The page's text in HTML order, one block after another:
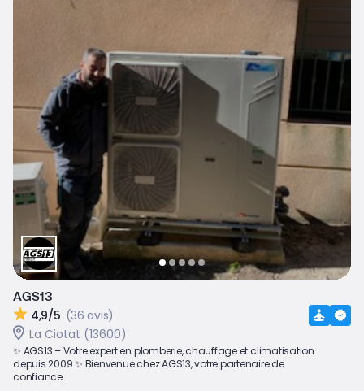
AGS13
4,9/5 (36 avis)
La Ciotat (13600)
✨ AGS13 – Votre expert en plomberie, chauffage et climatisation
depuis 2009 ✨ Bienvenue chez AGS13, votre partenaire de
confiance...